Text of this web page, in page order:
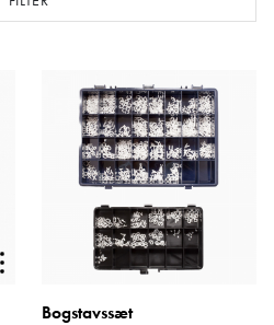
Bogstavssæt